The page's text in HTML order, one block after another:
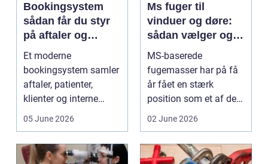
Bookingsystem
sådan får du styr
på aftaler og
arbejdsgange
Et moderne
bookingsystem samler
aftaler, patienter,
klienter og interne
arbejdsgange ét sted. I
05 June 2026
Ms fuger til
vinduer og døre:
sådan vælger og
bruger du dem
rigtigt
MS-baserede
fugemasser har på få
år fået en stærk
position som et af de
mest alsidige valg til
02 June 2026